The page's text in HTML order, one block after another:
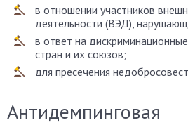
в отношении участников
деятельности (ВЭД),
в ответ на
стран и их союзов;
для пресечения
Антидемпинговая